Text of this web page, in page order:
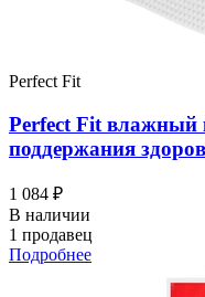
Perfect Fit
Perfect Fit влажный
поддержания
1 084 ₽
В наличии
1 продавец
Подробнее